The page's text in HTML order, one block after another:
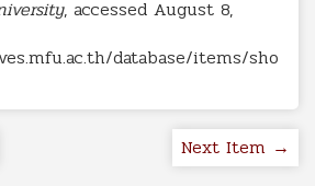
, accessed August 8,
database/items/sho
Next Item →